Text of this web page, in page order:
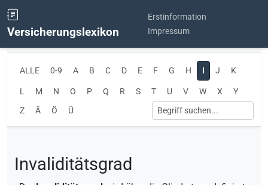
Versicherungslexikon
Erstinformation
Impressum
ALLE 0-9 A B C D E F G H I J K
L M N O P Q R S T U V W X
Y
Z
Ä Ö Ü
Invaliditätsgrad